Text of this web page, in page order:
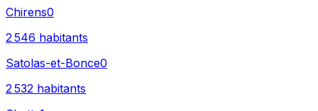
Chirens0
2 546 habitants
Satolas-et-Bonce0
2 532 habitants